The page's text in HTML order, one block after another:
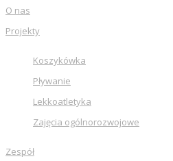
O nas
Projekty
Koszykówka
Pływanie
Lekkoatletyka
Zajęcia ogólnorozwojowe
Zespół